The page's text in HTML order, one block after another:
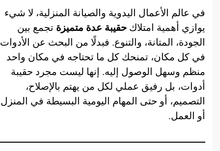
في عالم الأعمال اليدوية والصيانة المنزلية، لا شيء
يوازي أهمية امتلاك حقيبة عدة متميزة تجمع بين
الجودة، المتانة، والتنوع. فبدلًا من البحث عن الأدوات
في كل مكان، تمنحك كل ما تحتاجه في مكان واحد
منظم وسهل الوصول إليه. إنها ليست مجرد حقيبة
أدوات، بل رفيق عملي لكل من يهتم بالإصلاح،
التصميم، أو حتى المهام اليومية البسيطة في المنزل
أو العمل.